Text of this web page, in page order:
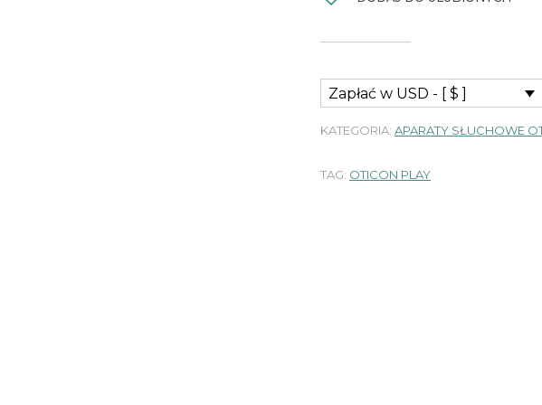
Zapłać w USD - [ $ ]
KATEGORIA: APARATY SŁUCHOWE
TAG: OTICON PLAY